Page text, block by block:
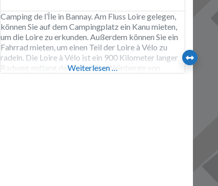
Camping de l’Île in Bannay. Am Fluss Loire gelegen,
können Sie auf dem Campingplatz ein Kanu mieten,
um die Loire zu erkunden. Außerdem können Sie ein
Fahrrad mieten, um einen Teil der Loire à Vélo zu
radeln. Die Loire à Vélo ist ein 900 Kilometer langer
Radweg entlang der Loire. Die Weinberge von
Weiterlesen …